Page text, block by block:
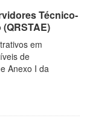
Técnico-
em
de
Anexo I da